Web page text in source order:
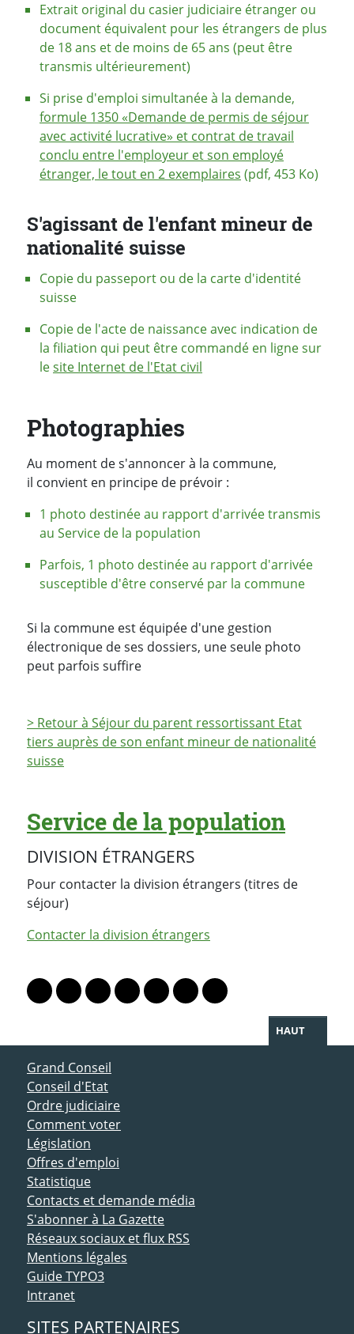
Extrait original du casier judiciaire étranger ou
document équivalent pour les étrangers de plus
de 18 ans et de moins de 65 ans (peut être
transmis ultérieurement)
Si prise d'emploi simultanée à la demande,
formule 1350 «Demande de permis de séjour
avec activité lucrative» et contrat de travail
conclu entre l'employeur et son employé
étranger, le tout en 2 exemplaires (pdf, 453 Ko)
S'agissant de l'enfant mineur de
nationalité suisse
Copie du passeport ou de la carte d'identité
suisse
Copie de l'acte de naissance avec indication de
la filiation qui peut être commandé en ligne sur
lesite Internet de l'Etat civil
Photographies
Au moment de s'annoncer à la commune,
il convient en principe de prévoir :
1 photo destinée au rapport d'arrivée transmis
au Service de la population
Parfois, 1 photo destinée au rapport d'arrivée
susceptible d'être conservé par la commune
Si la commune est équipée d'une gestion
électronique de ses dossiers, une seule photo
peut parfois suffire
> Retour à Séjour du parent ressortissant Etat
tiers auprès de son enfant mineur de nationalité
suisse
Service de la population
DIVISION ÉTRANGERS
Pour contacter la division étrangers (titres de
séjour)
Contacter la division étrangers
Lien vers le profil Mastodon
Lien vers le profil Bluesky
Lien vers le profil Instagram
Lien vers le profil Linkedin
Lien vers le profil Facebook
Lien vers le profil Twitter
Partager par WhatsApp
HAUT
ACCÈS DIRECT
Grand Conseil
Conseil d'Etat
Ordre judiciaire
Comment voter
Législation
Offres d'emploi
Statistique
Contacts et demande média
S'abonner à La Gazette
Réseaux sociaux et flux RSS
Mentions légales
Guide TYPO3
Intranet
SITES PARTENAIRES